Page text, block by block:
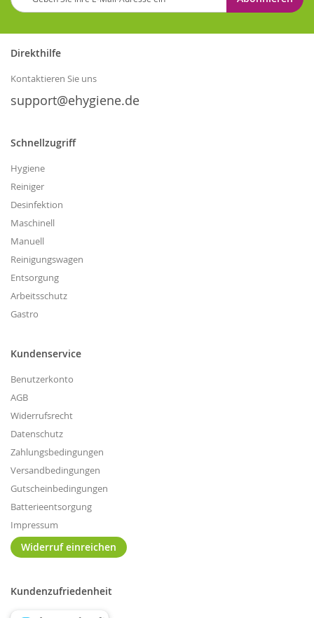
Sie
sich
Newsletter
Direkthilfe
Kontaktieren Sie uns
support@ehygiene.de
Schnellzugriff
Hygiene
Reiniger
Desinfektion
Maschinell
Manuell
Reinigungswagen
Entsorgung
Arbeitsschutz
Gastro
Kundenservice
Benutzerkonto
AGB
Widerrufsrecht
Datenschutz
Zahlungsbedingungen
Versandbedingungen
Gutscheinbedingungen
Batterieentsorgung
Impressum
Widerruf einreichen
Kundenzufriedenheit